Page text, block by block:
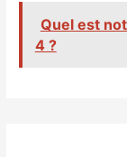
Quel est
4 ?